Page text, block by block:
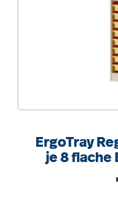
ErgoTray
je 8 flache